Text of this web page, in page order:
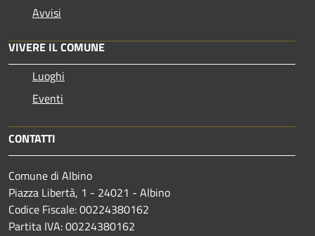
Avvisi
VIVERE IL COMUNE
Luoghi
Eventi
CONTATTI
Comune di Albino
Piazza Libertà, 1 - 24021 - Albino
Codice Fiscale: 00224380162
Partita IVA: 00224380162